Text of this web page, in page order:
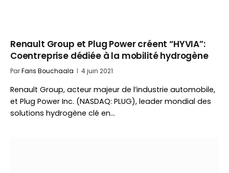
Renault Group et Plug Power créent “HYVIA”:
Coentreprise dédiée à la mobilité hydrogène
ParFaris Bouchaala 4 juin 2021
Renault Group, acteur majeur de l’industrie automobile,
et Plug Power Inc. (NASDAQ: PLUG), leader mondial des
solutions hydrogène clé en…